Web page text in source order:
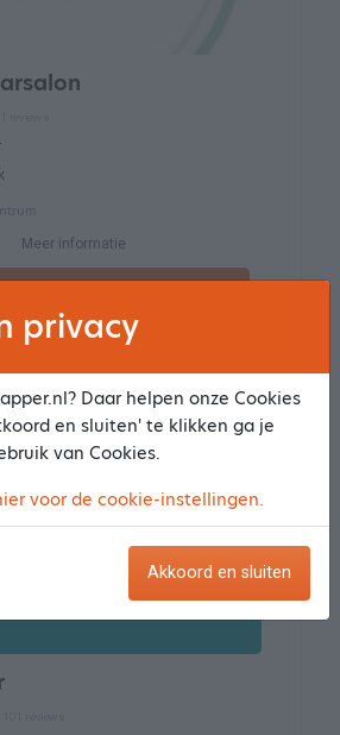
Meer informatie
privacy
Daar helpen onze Cookies
en sluiten' te klikken ga je
van Cookies.
voor de cookie-instellingen.
Akkoord en sluiten